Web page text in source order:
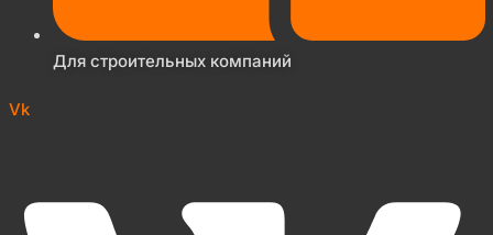
Для строительных компаний
Vk